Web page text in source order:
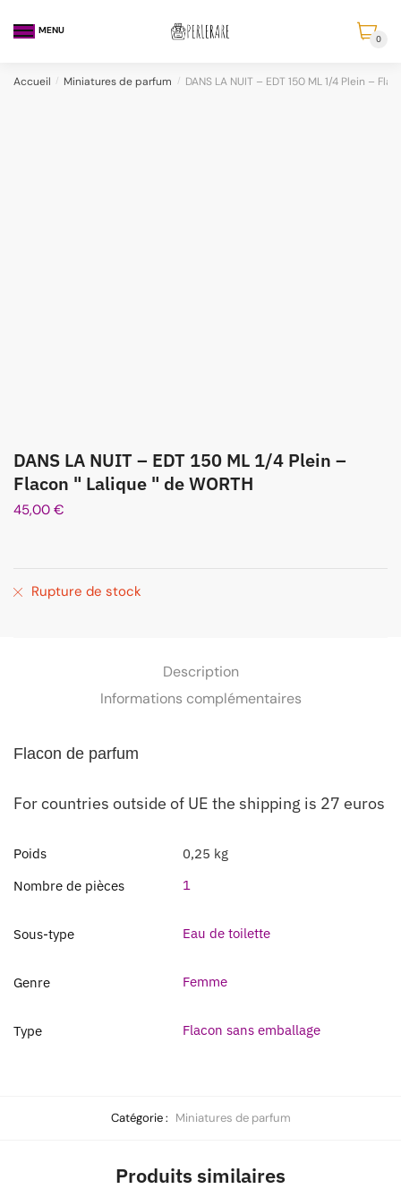
MENU
0
Accueil / Miniatures de parfum / DANS LA NUIT – EDT 150 ML 1/4 Plein –
DANS LA NUIT – EDT 150 ML 1/4 Plein –
Flacon " Lalique " de WORTH
45,00 €
Rupture de stock
Description
Informations complémentaires
Flacon de parfum
For countries outside of UE the shipping is 27 euros
Poids
0,25 kg
Nombre de pièces
1
Sous-type Eau de toilette
Genre Femme
Type Flacon sans emballage
Catégorie : Miniatures de parfum
Produits similaires